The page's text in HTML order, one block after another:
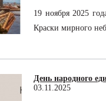
19 ноября 2025
Краски мирного
День народного
03.11.2025